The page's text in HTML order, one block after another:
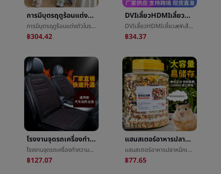
การมีบุตรฤดูร้อนแต่งตัวในระยะยาวย่อหน้าน้ำขึ้นน้ำลงแม่æ°ย่อหน้าเกาหลีหลวมLeisurepoloปลอกคอเสื้อยืดคอกลมแสดงบางกระโปรง
การมีบุตรฤดูร้อนแต่งตัวในระยะยาวย่อหน้าน้ำขึ้นน้ำลงแม่æ°ย่อหน้าเกาหลีหลวมLeisurepoloปลอกคอเสื้อยืดคอกลมแสดงบางกระโปรง
฿304.42
DVIเลี้ยวHDMIเลี้ยวæ¥เส้นคอมพิวเตอร์HDซึ่งกันและกันเลี้ยวเส้นDVI241TOHDMIFเส้น
DVIเลี้ยวHDMIเลี้ยวæ¥เส้นคอมพิวเตอร์HDซึ่งกันและกันเลี้ยวเส้นDVI241TOHDMIFเส้น
฿34.37
โรงงานจุดรถเครื่องทำความร้อนเขนยสากลย่อหน้าฤดูหนาวเป็นเสาหินที่นั่งอบอุ่นเบาะรถเครื่องทำความร้อนไฟฟ้า12våº§เบาะ
โรงงานจุดรถเครื่องทำความร้อนเขนยสากลย่อหน้าฤดูหนาวเป็นเสาหินที่นั่งอบอุ่นเบาะรถเครื่องทำความร้อนไฟฟ้า12våº§เบาะ
฿127.07
แฮมสเตอร์อาหารปลาหมึกเม้าส์สุนัขจิ้งจอกสีเงินเม้าส์วัตคินส์แบกทั้งสิ้นเวทีอาหารบทความกระป๋องอร่อยแฮมสเตอร์เมล็ดข้าว
แฮมสเตอร์อาหารปลาหมึกเม้าส์สุนัขจิ้งจอกสีเงินเม้าส์วัตคินส์แบกทั้งสิ้นเวทีอาหารบทความกระป๋องอร่อยแฮมสเตอร์เมล็ดข้าว
฿77.65